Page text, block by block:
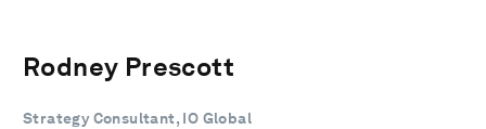
Rodney Prescott
Strategy Consultant, IO Global